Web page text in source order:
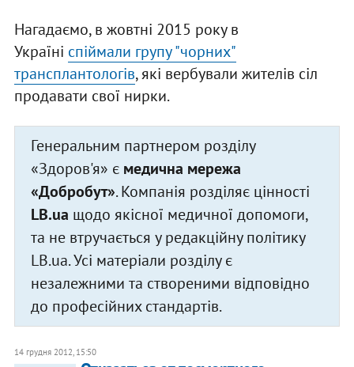
Нагадаємо, в жовтні 2015 року в
Україні спіймали групу "чорних"
трансплантологів, які вербували жителів сіл
продавати свої нирки.
Генеральним партнером розділу
«Здоров'я» є медична мережа
«Добробут». Компанія розділяє цінності
LB.ua щодо якісної медичної допомоги,
та не втручається у редакційну політику
LB.ua. Усі матеріали розділу є
незалежними та створеними відповідно
до професійних стандартів.
14 грудня 2012, 15:50